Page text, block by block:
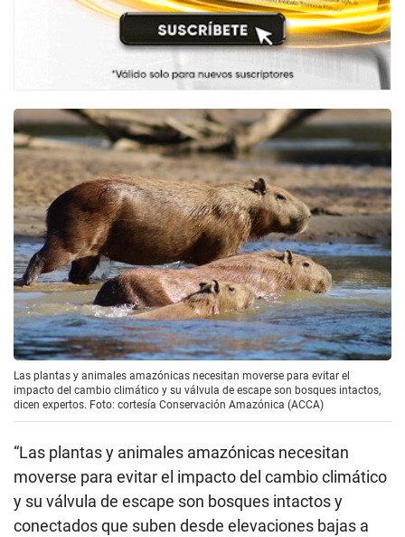
Las plantas y animales amazónicas necesitan moverse para evitar el
impacto del cambio climático y su válvula de escape son bosques intactos,
dicen expertos. Foto: cortesía Conservación Amazónica (ACCA)
“Las plantas y animales amazónicas necesitan
moverse para evitar el impacto del cambio climático
y su válvula de escape son bosques intactos y
conectados que suben desde elevaciones bajas a